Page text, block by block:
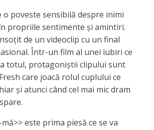
o poveste sensibilă despre inimi
propriile sentimente și amintiri.
de un videoclip cu un final
Într-un film al unei iubiri ce
totul, protagoniștii clipului sunt
care joacă rolul cuplului ce
și atunci când cel mai mic dram
este prima piesă ce se va